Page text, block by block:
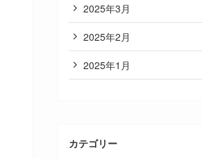
2025年3月
2025年2月
2025年1月
カテゴリー